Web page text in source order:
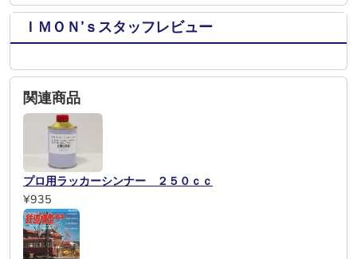
ＩＭＯＮ’ｓスタッフレビュー
関連商品
プロ用ラッカーシンナー ２５０ｃｃ
¥935